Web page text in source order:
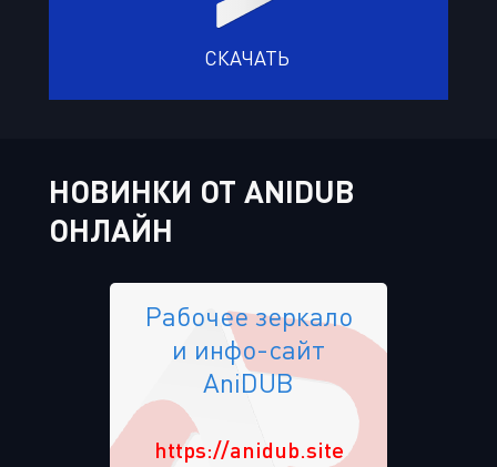
СКАЧАТЬ
НОВИНКИ ОТ ANIDUB
ОНЛАЙН
Рабочее зеркало
и инфо-сайт
AniDUB
https://anidub.site